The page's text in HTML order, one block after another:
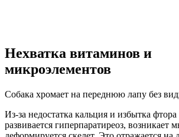
Нехватка витаминов и
микроэлементов
Собака хромает на переднюю лапу без
Из-за недостатка кальция и избытка
развивается гиперпаратиреоз, возникает